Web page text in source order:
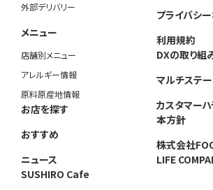
外部デリバリー
メニュー
店舗別メニュー
アレルギー情報
原料原産地情報
お店を探す
おすすめ
ニュース
SUSHIRO Cafe
プライバシ
利用規約
DXの取り組
マルチステ
カスタマー
本方針
株式会社
LIFE